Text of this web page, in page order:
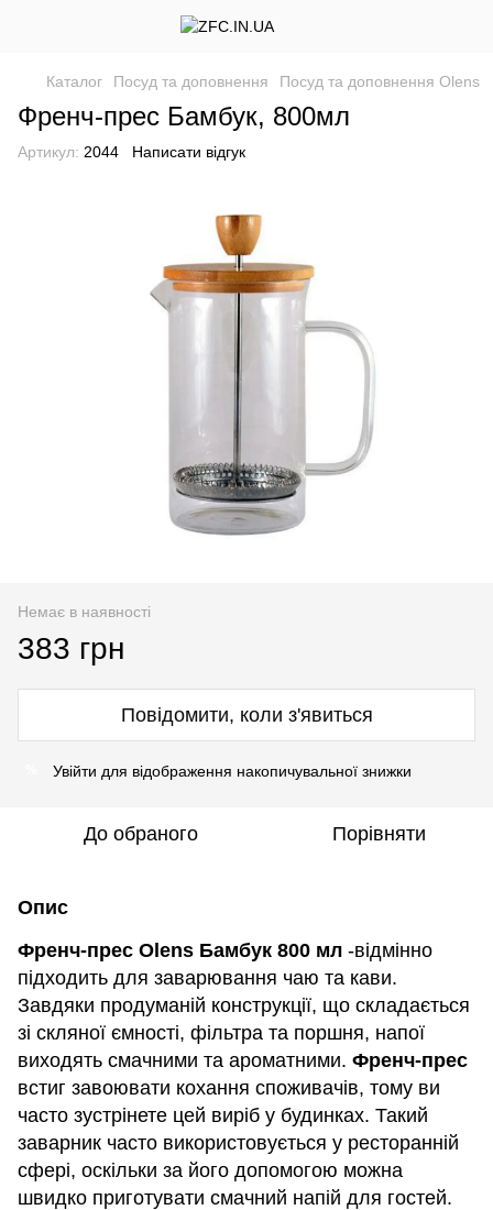
Каталог Посуд та доповнення Посуд та доповнення Olens
Френч-прес Бамбук, 800мл
Артикул: 2044 Написати відгук
Немає в наявності
383 грн
Повідомити, коли з'явиться
Увійти для відображення накопичувальної знижки
До обраного Порівняти
Опис
Френч-прес Olens Бамбук 800 мл -відмінно
підходить для заварювання чаю та кави.
Завдяки продуманій конструкції, що складається
зі скляної ємності, фільтра та поршня, напої
виходять смачними та ароматними. Френч-прес
встиг завоювати кохання споживачів, тому ви
часто зустрінете цей виріб у будинках. Такий
заварник часто використовується у ресторанній
сфері, оскільки за його допомогою можна
швидко приготувати смачний напій для гостей.